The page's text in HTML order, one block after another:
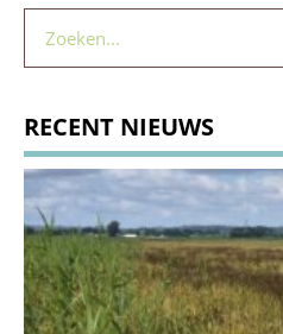
RECENT NIEUWS